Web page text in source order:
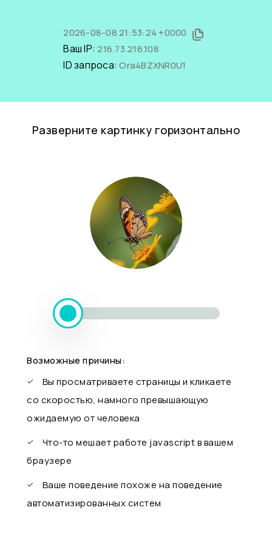
2026-08-08 21:53:24 +0000
Ваш IP:216.73.216.108
ID запроса:Ora4BZXNR0U1
Разверните картинку горизонтально
Возможные причины:
Вы просматриваете страницы и кликаете
со скоростью, намного превышающую
ожидаемую от человека
Что-то мешает работе javascript в вашем
браузере
Ваше поведение похоже на поведение
автоматизированных систем